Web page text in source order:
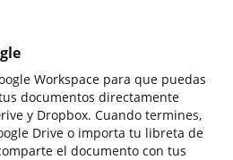
Workspace para que puedas
documentos directamente
y Dropbox. Cuando termines,
Drive o importa tu libreta de
el documento con tus